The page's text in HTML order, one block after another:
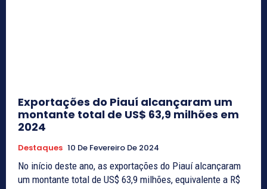
Exportações do Piauí alcançaram um
montante total de US$ 63,9 milhões em
2024
Destaques 10 De Fevereiro De 2024
No início deste ano, as exportações do Piauí alcançaram
um montante total de US$ 63,9 milhões, equivalente a R$